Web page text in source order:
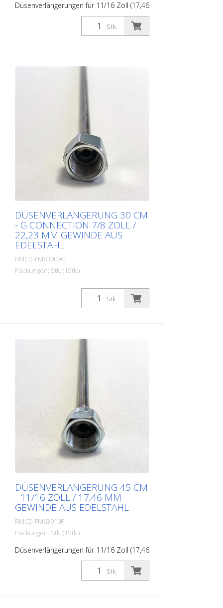
Düsenverlängerungen für 11/16 Zoll (17,46
mm) Gewinde. Länge: 30 cm Material:
Edelstahl Anschluss Farbpistole: 11/16
Zoll / 17,46 mm Anschluss Düsenhalter:
Stk.
DÜSENVERLÄNGERUNG 30 CM
- G CONNECTION 7/8 ZOLL /
22,23 MM GEWINDE AUS
EDELSTAHL
RMCD-FM63009G
Packungen: Stk. (1Stk.)
Düsenverlängerungen für 7/8 Zoll (22,23
mm) Gewinde. Länge: 30 cm Material:
Edelstahl Anschluss Farbpistole: 11/16
und strapazierfähig.
Stk.
DÜSENVERLÄNGERUNG 45 CM
- 11/16 ZOLL / 17,46 MM
GEWINDE AUS EDELSTAHL
RMCD-FM63010F
Packungen: Stk. (1Stk.)
Düsenverlängerungen für 11/16 Zoll (17,46
mm) Gewinde. Länge: 45 cm Material:
Edelstahl Anschluss Farbpistole: 11/16
Zoll / 17,46 mm Anschluss Düsenhalter:
Stk.